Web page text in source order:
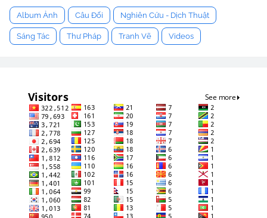
Album Ảnh Câu Đối Nghiên Cứu - Dịch Thuật
Sáng Tác Thư Pháp Tranh Vẽ Videos